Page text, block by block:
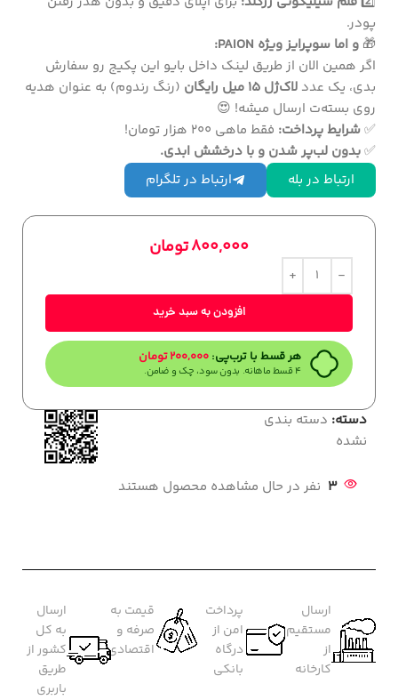
پودر.
🎁 و اما سوپرایز ویژه PAION:
اگر همین الان از طریق لینک داخل بایو این پکیج رو سفارش
بدی، یک عدد لاک‌ژل ۱۵ میل رایگان
(رنگ رندوم) به عنوان هدیه
روی بسته‌ت ارسال میشه! 😍
✅شرایط پرداخت: فقط ماهی ۲۰۰ هزار تومان!
✅بدون لب‌پر شدن و با درخشش ابدی.
ارتباط در بله
ارتباط در تلگرام
800,000تومان
افزودن به سبد خرید
هر قسط با ترب‌پی: 200,000تومان
۴ قسط ماهانه. بدون سود، چک و ضامن.
دسته: دسته بندی
نشده
3 نفر در حال مشاهده محصول هستند
ارسال
مستقیم
از
کارخانه
پرداخت
امن از
درگاه
بانکی
قیمت به
صرفه و
اقتصادی
ارسال
به کل
کشور از
طریق
باربری